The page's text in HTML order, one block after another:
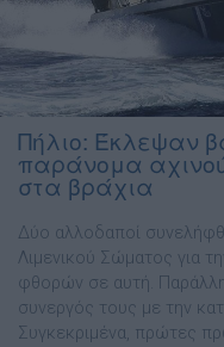
Πήλιο: Έκλεψαν
παράνομα
στα βράχια
Δύο αλλοδαποί
Λιμενικού Σώματος για
φθορών σε αυτή.
συνεργός τους με την
Συγκεκριμένα, πρώτες